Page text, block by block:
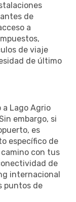
de
a
de viaje
de último
a Lago Agrio
embargo, si
es
específico de
con tus
de
internacional
puntos de